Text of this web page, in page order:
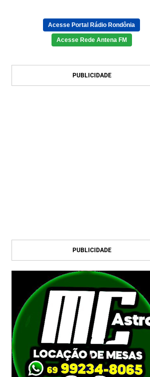
Acesse Portal Rádio Rondônia
Acesse Rede Antena FM
PUBLICIDADE
PUBLICIDADE